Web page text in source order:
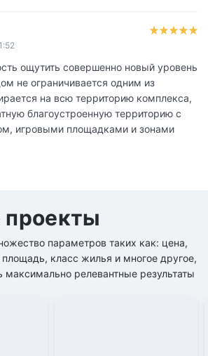
ощутить совершенно новый уровень
не ограничивается одним из
на всю территорию комплекса,
благоустроенную территорию с
игровыми площадками и зонами
параметров таких как: цена,
площадь, класс жилья и многое другое,
максимально релевантные результаты